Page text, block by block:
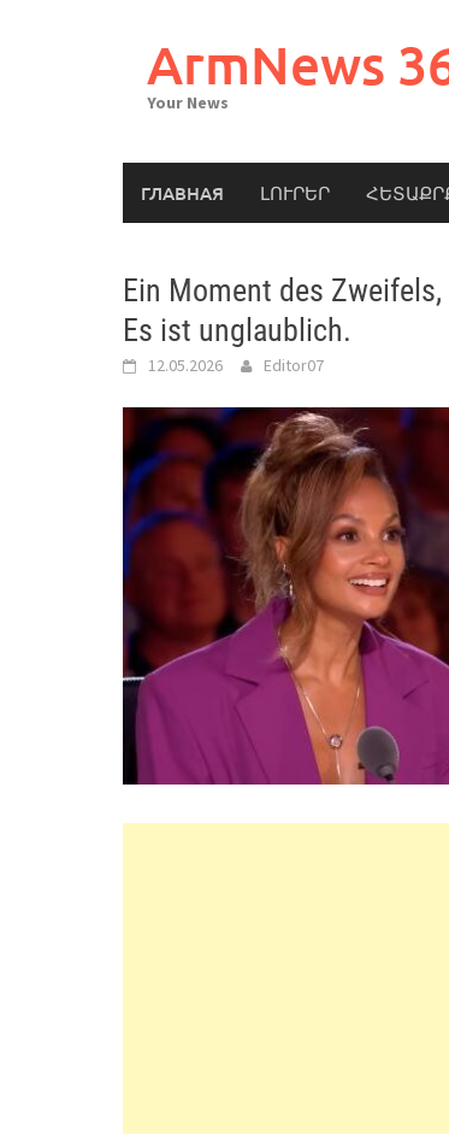
ArmNews
Your News
ГЛАВНАЯ ԼՈՒՐԵՐ
Ein Moment des
Es ist unglaublich.
12.05.2026 Editor07